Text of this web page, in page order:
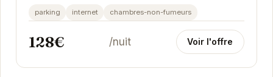
souhaitant explorer la ville. Proche des...
parking internet chambres-non-fumeurs
128€ /nuit Voir l'offre